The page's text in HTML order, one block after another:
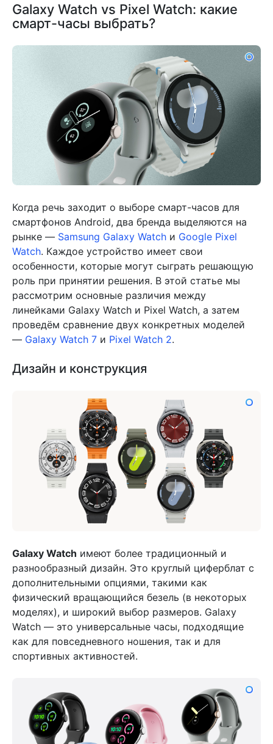
Galaxy Watch vs Pixel Watch: какие
смарт-часы выбрать?
Когда речь заходит о выборе смарт-часов для
смартфонов Android, два бренда выделяются на
рынке — Samsung Galaxy Watch и Google Pixel
Watch. Каждое устройство имеет свои
особенности, которые могут сыграть решающую
роль при принятии решения. В этой статье мы
рассмотрим основные различия между
линейками Galaxy Watch и Pixel Watch, а затем
проведём сравнение двух конкретных моделей
— Galaxy Watch 7 и Pixel Watch 2.
Дизайн и конструкция
Galaxy Watch имеют более традиционный и
разнообразный дизайн. Это круглый циферблат с
дополнительными опциями, такими как
физический вращающийся безель (в некоторых
моделях), и широкий выбор размеров. Galaxy
Watch — это универсальные часы, подходящие
как для повседневного ношения, так и для
спортивных активностей.